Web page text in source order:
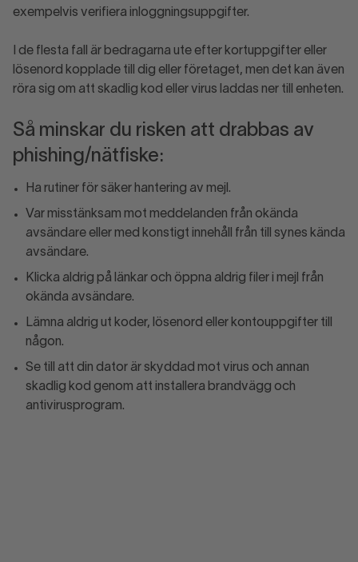
exempelvis verifiera inloggningsuppgifter.
I de flesta fall är bedragarna ute efter kortuppgifter eller
lösenord kopplade till dig eller företaget, men det kan även
röra sig om att skadlig kod eller virus laddas ner till enheten.
Så minskar du risken att drabbas av
phishing/nätfiske:
Ha rutiner för säker hantering av mejl.
Var misstänksam mot meddelanden från okända
avsändare eller med konstigt innehåll från till synes kända
avsändare.
Klicka aldrig på länkar och öppna aldrig filer i mejl från
okända avsändare.
Lämna aldrig ut koder, lösenord eller kontouppgifter till
någon.
Se till att din dator är skyddad mot virus och annan
skadlig kod genom att installera brandvägg och
antivirusprogram.